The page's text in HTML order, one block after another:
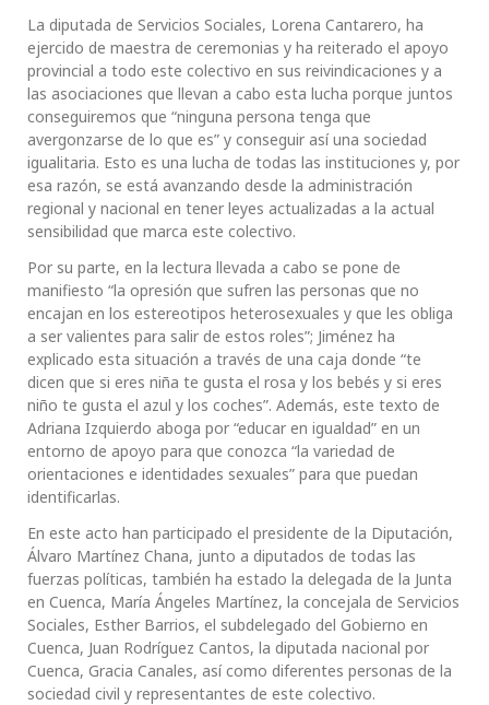
La diputada de Servicios Sociales, Lorena Cantarero, ha
ejercido de maestra de ceremonias y ha reiterado el apoyo
provincial a todo este colectivo en sus reivindicaciones y a
las asociaciones que llevan a cabo esta lucha porque juntos
conseguiremos que “ninguna persona tenga que
avergonzarse de lo que es” y conseguir así una sociedad
igualitaria. Esto es una lucha de todas las instituciones y, por
esa razón, se está avanzando desde la administración
regional y nacional en tener leyes actualizadas a la actual
sensibilidad que marca este colectivo.
Por su parte, en la lectura llevada a cabo se pone de
manifiesto “la opresión que sufren las personas que no
encajan en los estereotipos heterosexuales y que les obliga
a ser valientes para salir de estos roles”; Jiménez ha
explicado esta situación a través de una caja donde “te
dicen que si eres niña te gusta el rosa y los bebés y si eres
niño te gusta el azul y los coches”. Además, este texto de
Adriana Izquierdo aboga por “educar en igualdad” en un
entorno de apoyo para que conozca “la variedad de
orientaciones e identidades sexuales” para que puedan
identificarlas.
En este acto han participado el presidente de la Diputación,
Álvaro Martínez Chana, junto a diputados de todas las
fuerzas políticas, también ha estado la delegada de la Junta
en Cuenca, María Ángeles Martínez, la concejala de Servicios
Sociales, Esther Barrios, el subdelegado del Gobierno en
Cuenca, Juan Rodríguez Cantos, la diputada nacional por
Cuenca, Gracia Canales, así como diferentes personas de la
sociedad civil y representantes de este colectivo.